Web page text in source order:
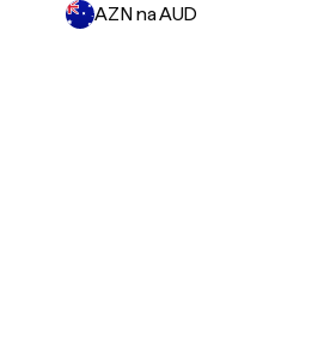
AZN na AUD